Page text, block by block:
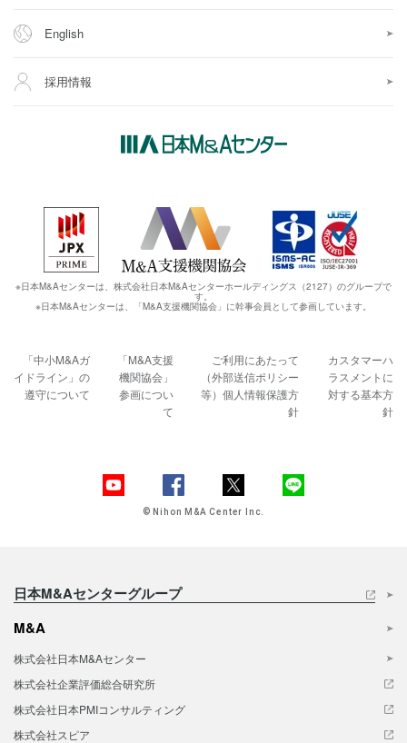
English
採用情報
※日本M&Aセンターは、株式会社日本M&Aセンターホールディングス（2127）のグループで
す。
※日本M&Aセンターは、「M&A支援機関協会」に幹事会員として参画しています。
「中小M&Aガ
イドライン」の
遵守について
「M&A支援
機関協会」
参画につい
て
ご利用にあたって
（外部送信ポリシー
等）個人情報保護方
針
カスタマーハ
ラスメントに
対する基本方
針
© Nihon M&A Center Inc.
日本M&Aセンターグループ
M&A
株式会社日本M&Aセンター
株式会社企業評価総合研究所
株式会社日本PMIコンサルティング
株式会社スピア